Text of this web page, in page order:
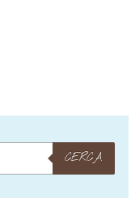
CERCA